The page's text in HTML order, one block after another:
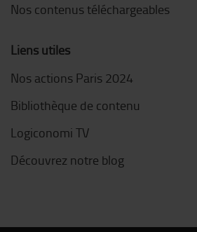
Nos contenus téléchargeables
Liens utiles
Nos actions Paris 2024
Bibliothèque de contenu
Logiconomi TV
Découvrez notre blog